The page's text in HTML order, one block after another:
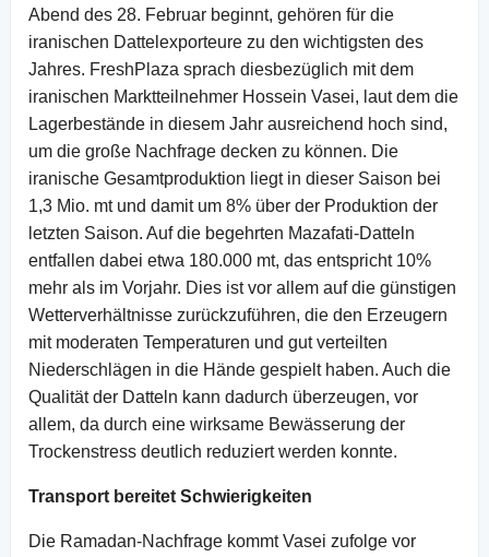
Abend des 28. Februar beginnt, gehören für die
iranischen Dattelexporteure zu den wichtigsten des
Jahres. FreshPlaza sprach diesbezüglich mit dem
iranischen Marktteilnehmer Hossein Vasei, laut dem die
Lagerbestände in diesem Jahr ausreichend hoch sind,
um die große Nachfrage decken zu können. Die
iranische Gesamtproduktion liegt in dieser Saison bei
1,3 Mio. mt und damit um 8% über der Produktion der
letzten Saison. Auf die begehrten Mazafati-Datteln
entfallen dabei etwa 180.000 mt, das entspricht 10%
mehr als im Vorjahr. Dies ist vor allem auf die günstigen
Wetterverhältnisse zurückzuführen, die den Erzeugern
mit moderaten Temperaturen und gut verteilten
Niederschlägen in die Hände gespielt haben. Auch die
Qualität der Datteln kann dadurch überzeugen, vor
allem, da durch eine wirksame Bewässerung der
Trockenstress deutlich reduziert werden konnte.
Transport bereitet Schwierigkeiten
Die Ramadan-Nachfrage kommt Vasei zufolge vor